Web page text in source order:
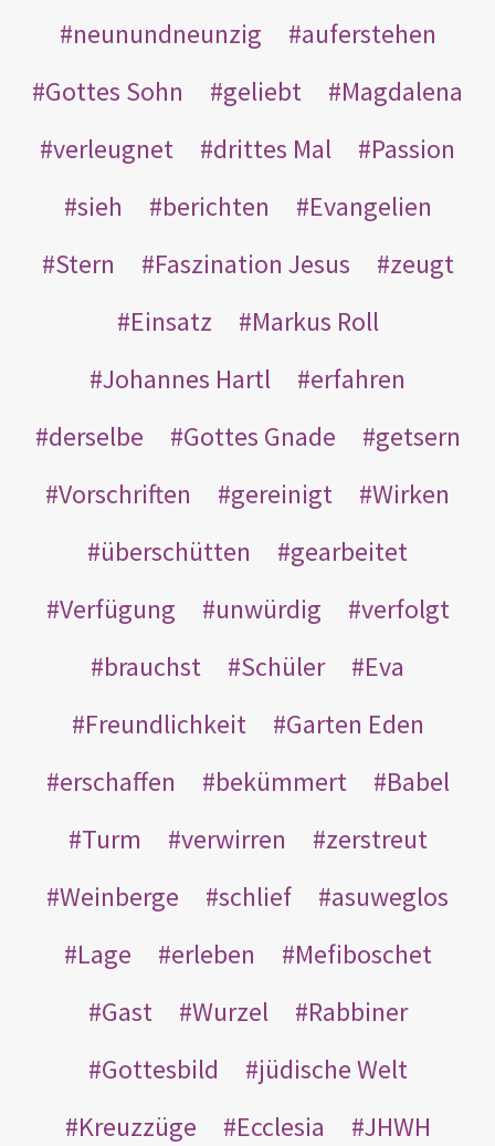
neunundneunzig
auferstehen
Gottes Sohn
geliebt
Magdalena
verleugnet
drittes Mal
Passion
sieh
berichten
Evangelien
Stern
Faszination Jesus
zeugt
Einsatz
Markus Roll
Johannes Hartl
erfahren
derselbe
Gottes Gnade
getsern
Vorschriften
gereinigt
Wirken
überschütten
gearbeitet
Verfügung
unwürdig
verfolgt
brauchst
Schüler
Eva
Freundlichkeit
Garten Eden
erschaffen
bekümmert
Babel
Turm
verwirren
zerstreut
Weinberge
schlief
asuweglos
Lage
erleben
Mefiboschet
Gast
Wurzel
Rabbiner
Gottesbild
jüdische Welt
Kreuzzüge
Ecclesia
JHWH